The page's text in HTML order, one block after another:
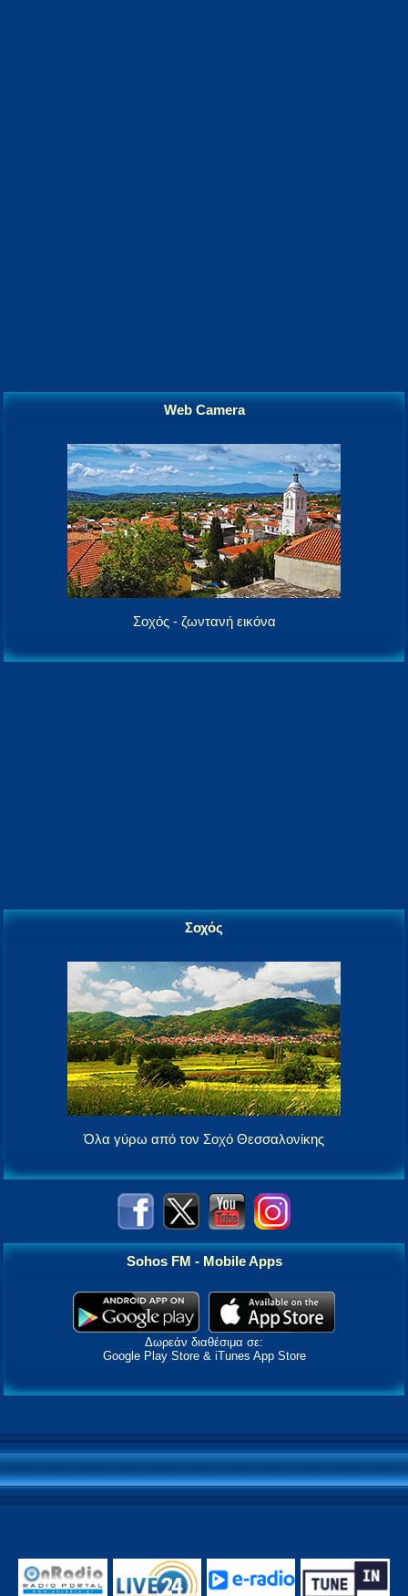
Web Camera
Σοχός - ζωντανή εικόνα
Σοχός
Όλα γύρω από τον Σοχό Θεσσαλονίκης
Sohos FM - Mobile Apps
Δωρεάν διαθέσιμα σε:
Google Play Store & iTunes App Store